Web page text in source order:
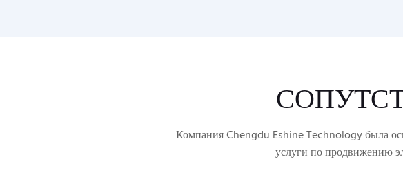
Компания Chengdu Eshine Technology была
услуги по продвижению